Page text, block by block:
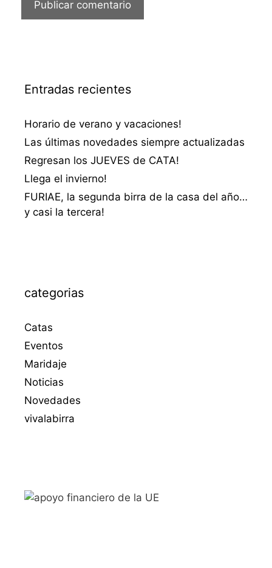
Entradas recientes
Horario de verano y vacaciones!
Las últimas novedades siempre actualizadas
Regresan los JUEVES de CATA!
Llega el invierno!
FURIAE, la segunda birra de la casa del año…
y casi la tercera!
categorias
Catas
Eventos
Maridaje
Noticias
Novedades
vivalabirra